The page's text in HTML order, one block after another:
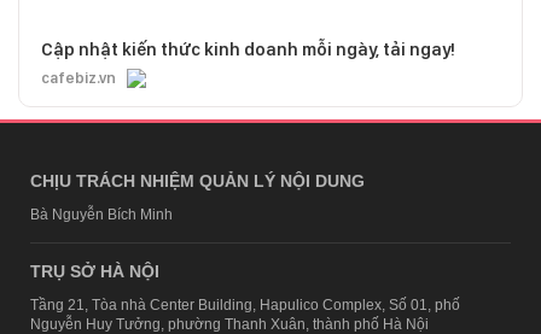
Cập nhật kiến thức kinh doanh mỗi ngày, tải ngay!
cafebiz.vn
CHỊU TRÁCH NHIỆM QUẢN LÝ NỘI DUNG
Bà Nguyễn Bích Minh
TRỤ SỞ HÀ NỘI
Tầng 21, Tòa nhà Center Building, Hapulico Complex, Số 01, phố
Nguyễn Huy Tưởng, phường Thanh Xuân, thành phố Hà Nội